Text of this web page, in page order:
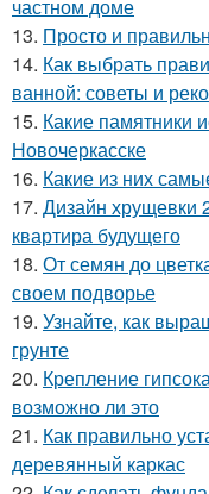
частном доме
13. Просто и
14. Как выбрать
ванной: советы и
15. Какие памятники
Новочеркасске
16. Какие из них
17. Дизайн хрущевки
квартира будущего
18. От семян до
своем подворье
19. Узнайте, как
грунте
20. Крепление
возможно ли это
21. Как правильно
деревянный каркас